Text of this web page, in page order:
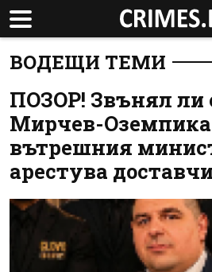
ВОДЕЩИ ТЕМИ
ПОЗОР! Звънял ли
Мирчев-
вътрешния
арестува